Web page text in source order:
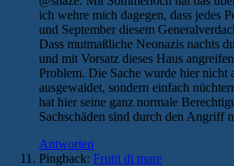
ich wehre mich dagegen, dass jedes
und September diesem
Dass mutmaßliche Neonazis nachts
und mit Vorsatz dieses Haus
Problem. Die Sache wurde hier nicht
ausgewaidet, sondern einfach
hat hier seine ganz normale
Sachschäden sind durch den Angriff
Antworten
Pingback: Frutti di mare